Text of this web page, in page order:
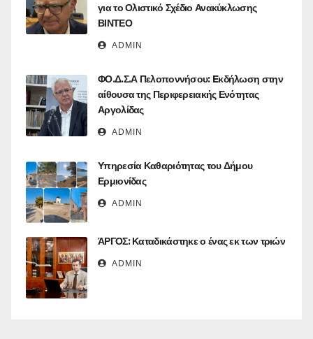
για το Ολιστικό Σχέδιο Ανακύκλωσης
ΒΙΝΤΕΟ
ADMIN
ΦΟ.Δ.Σ.Α Πελοποννήσου: Eκδήλωση στην
αίθουσα της Περιφερειακής Ενότητας
Αργολίδας
ADMIN
Υπηρεσία Καθαριότητας του Δήμου
Ερμιονίδας
ADMIN
ΆΡΓΟΣ: Καταδικάστηκε ο ένας εκ των τριών
ADMIN